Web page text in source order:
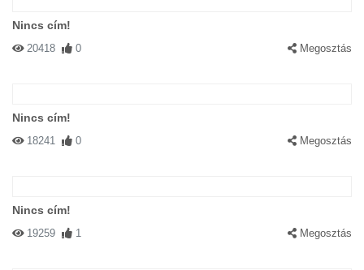
Nincs cím!
20418 0 Megosztás
Nincs cím!
18241 0 Megosztás
Nincs cím!
19259 1 Megosztás